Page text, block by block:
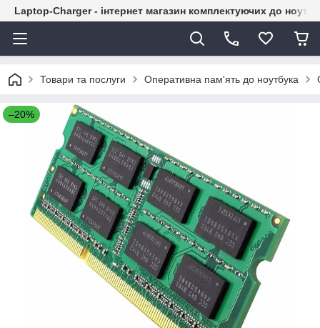
Laptop-Charger - інтернет магазин комплектуючих до
Товари та послуги Оперативна пам'ять до ноутбука
–20%